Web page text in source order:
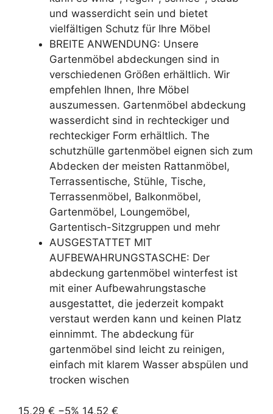
und wasserdicht sein und bietet
vielfältigen Schutz für Ihre Möbel
BREITE ANWENDUNG: Unsere
Gartenmöbel abdeckungen sind in
verschiedenen Größen erhältlich. Wir
empfehlen Ihnen, Ihre Möbel
auszumessen. Gartenmöbel abdeckung
wasserdicht sind in rechteckiger und
rechteckiger Form erhältlich. The
schutzhülle gartenmöbel eignen sich zum
Abdecken der meisten Rattanmöbel,
Terrassentische, Stühle, Tische,
Terrassenmöbel, Balkonmöbel,
Gartenmöbel, Loungemöbel,
Gartentisch-Sitzgruppen und mehr
AUSGESTATTET MIT
AUFBEWAHRUNGSTASCHE: Der
abdeckung gartenmöbel winterfest ist
mit einer Aufbewahrungstasche
ausgestattet, die jederzeit kompakt
verstaut werden kann und keinen Platz
einnimmt. The abdeckung für
gartenmöbel sind leicht zu reinigen,
einfach mit klarem Wasser abspülen und
trocken wischen
15,29 € −5% 14,52 €